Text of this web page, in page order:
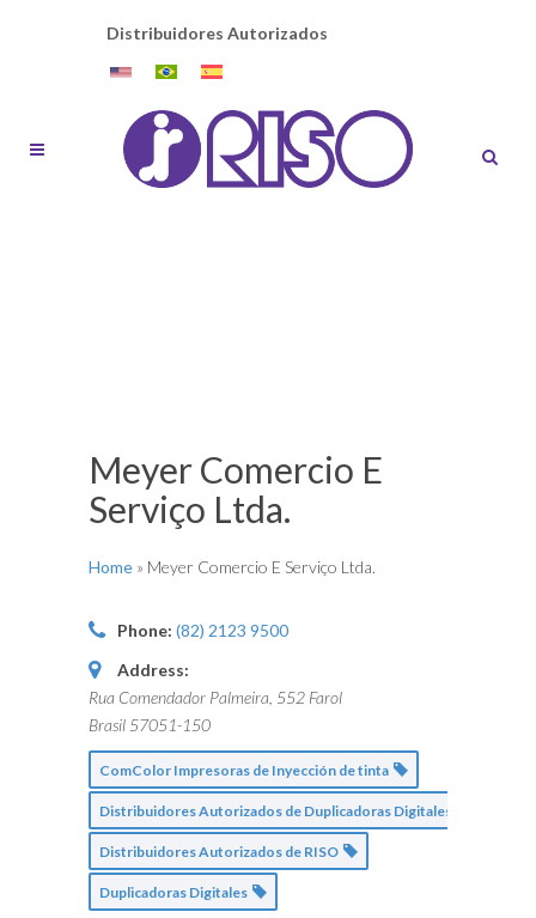
Distribuidores Autorizados
Meyer Comercio E
Serviço Ltda.
Home » Meyer Comercio E Serviço Ltda.
Phone: (82) 2123 9500
Address:
Rua Comendador Palmeira, 552 Farol
Brasil 57051-150
ComColor Impresoras de Inyección de tinta
Distribuidores Autorizados de Duplicadoras Digitales
Distribuidores Autorizados de RISO
Duplicadoras Digitales